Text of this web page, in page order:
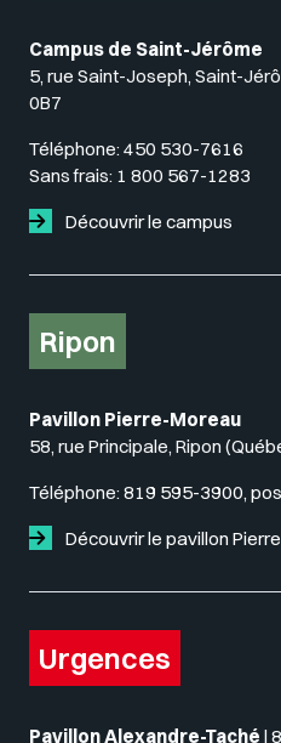
Campus de Saint-Jérôme
5, rue Saint-Joseph, Saint-
0B7
Téléphone: 450 530-7616
Sans frais: 1 800 567-1283
Découvrir le campus
Ripon
Pavillon Pierre-Moreau
58, rue Principale, Ripon
Téléphone: 819 595-3900,
Découvrir le pavillon
Urgences
Pavillon Alexandre-Taché |